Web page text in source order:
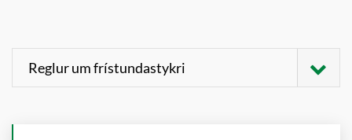
Reglur um frístundastykri